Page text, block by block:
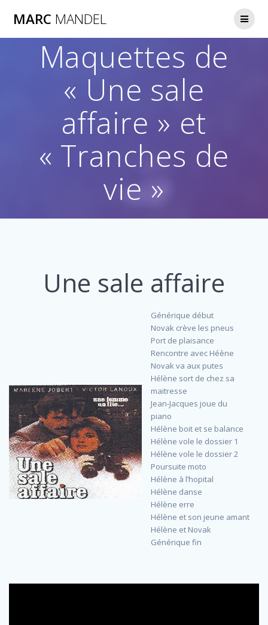
MARC MANDEL
Maquettes de
« Une sale
affaire » et
« Tranches de
vie »
Une sale affaire
Générique début
Novak crève les pneus
Port de plaisance
Rencontre avec Héène
Novak va aux putes
Hélène sort de chez sa
maitresse
Jean-Jacques joue du
piano
Hélène boit et se balance
Hélène vole le dossier 1
Hélène vole le dossier 2
Poursuite moto
Hélène à l’hopital
Hélène danse
Hélène erre
Hélène et son jeune amant
Hélène et Novak
Générique fin